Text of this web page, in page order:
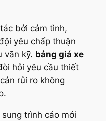
bởi cảm tình,
yêu chấp thuận
vãn kỹ. bảng giá xe
hỏi yêu cầu thiết
rủi ro không
trình cáo mới